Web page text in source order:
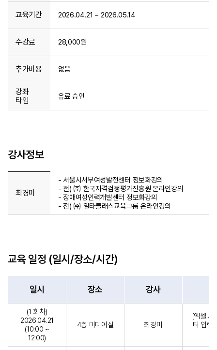
교육기간 2026.04.21 ~ 2026.05.14
수강료 28,000원
추가비용 없음
강좌
타입
유료 승인
강사정보
최경미
- 서울시서부여성발전센터 정보화강의
- 전) ㈜ 한국자격검정평가진흥원 온라인강의
- 장애여성인력개발센터 정보화강의
- 전) ㈜ 일타클래스교육그룹 온라인강의
교육 일정 (일시/장소/시간)
일시 장소 강사
(1 회차)
2026.04.21
(10:00 ~
12:00)
4층 미디어실 최경미
[엑셀 시
터 입력